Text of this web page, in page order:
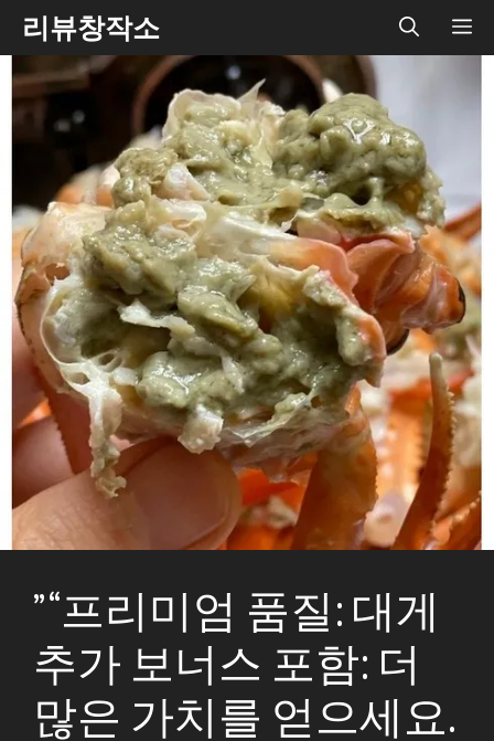
Skip
content
리뷰창작소
” “프리미엄 품질: 대게
추가 보너스 포함: 더
많은 가치를 얻으세요.